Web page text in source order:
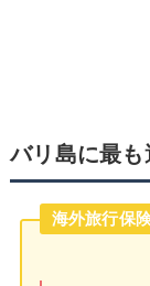
バリ島に最
海外旅行保